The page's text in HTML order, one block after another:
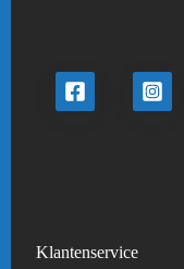
Klantenservice